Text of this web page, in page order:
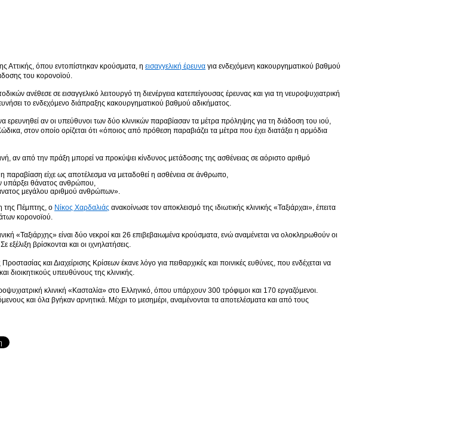
Αττικής, όπου εντοπίστηκαν κρούσματα, η εισαγγελική έρευνα για ενδεχόμενη κακουργηματικού βαθμού
του κορονοϊού.
ανέθεσε σε εισαγγελικό λειτουργό τη διενέργεια κατεπείγουσας έρευνας και για τη νευροψυχιατρική
το ενδεχόμενο διάπραξης κακουργηματικού βαθμού αδικήματος.
ερευνηθεί αν οι υπεύθυνοι των δύο κλινικών παραβίασαν τα μέτρα πρόληψης για τη διάδοση του ιού,
στον οποίο ορίζεται ότι «όποιος από πρόθεση παραβιάζει τα μέτρα που έχει διατάξει η αρμόδια
αν από την πράξη μπορεί να προκύψει κίνδυνος μετάδοσης της ασθένειας σε αόριστο αριθμό
παραβίαση είχε ως αποτέλεσμα να μεταδοθεί η ασθένεια σε άνθρωπο,
υπάρξει θάνατος ανθρώπου,
μεγάλου αριθμού ανθρώπων».
της Πέμπτης, ο Νίκος Χαρδαλιάς ανακοίνωσε τον αποκλεισμό της ιδιωτικής κλινικής «Ταξιάρχαι», έπειτα
κορονοϊού.
«Ταξιάρχης» είναι δύο νεκροί και 26 επιβεβαιωμένα κρούσματα, ενώ αναμένεται να ολοκληρωθούν οι
βρίσκονται και οι ιχνηλατήσεις.
και Διαχείρισης Κρίσεων έκανε λόγο για πειθαρχικές και ποινικές ευθύνες, που ενδέχεται να
διοικητικούς υπευθύνους της κλινικής.
κλινική «Κασταλία» στο Ελληνικό, όπου υπάρχουν 300 τρόφιμοι και 170 εργαζόμενοι.
και όλα βγήκαν αρνητικά. Μέχρι το μεσημέρι, αναμένονται τα αποτελέσματα και από τους